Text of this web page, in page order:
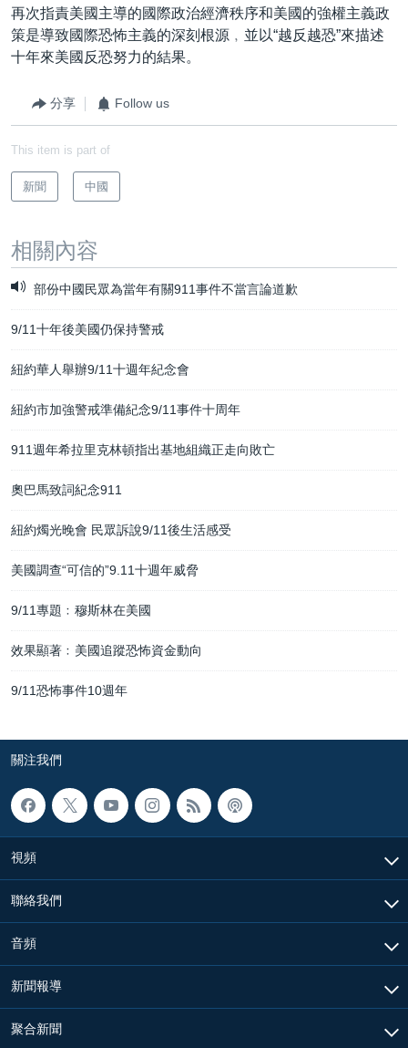
再次指責美國主導的國際政治經濟秩序和美國的強權主義政
策是導致國際恐怖主義的深刻根源﹐並以“越反越恐”來描述
十年來美國反恐努力的結果。
分享 Follow us
This item is part of
新聞 中國
相關內容
部份中國民眾為當年有關911事件不當言論道歉
9/11十年後美國仍保持警戒
紐約華人舉辦9/11十週年紀念會
紐約市加強警戒準備紀念9/11事件十周年
911週年希拉里克林頓指出基地組織正走向敗亡
奧巴馬致詞紀念911
紐約燭光晚會 民眾訴說9/11後生活感受
美國調查“可信的”9.11十週年威脅
9/11專題﹕穆斯林在美國
效果顯著﹕美國追蹤恐怖資金動向
9/11恐怖事件10週年
關注我們
視頻
聯絡我們
音頻
新聞報導
聚合新聞